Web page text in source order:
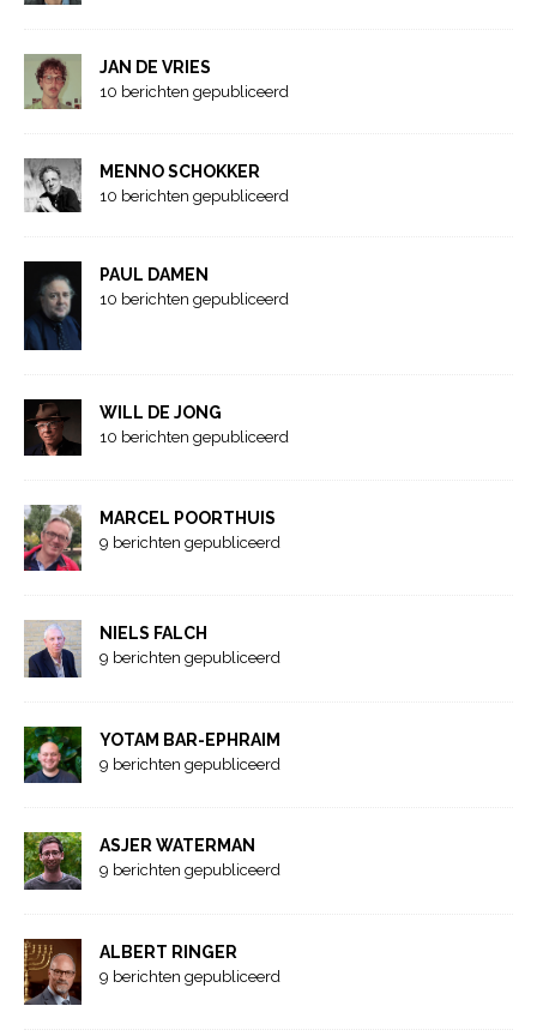
JAN DE VRIES
10 berichten gepubliceerd
MENNO SCHOKKER
10 berichten gepubliceerd
PAUL DAMEN
10 berichten gepubliceerd
WILL DE JONG
10 berichten gepubliceerd
MARCEL POORTHUIS
9 berichten gepubliceerd
NIELS FALCH
9 berichten gepubliceerd
YOTAM BAR-EPHRAIM
9 berichten gepubliceerd
ASJER WATERMAN
9 berichten gepubliceerd
ALBERT RINGER
9 berichten gepubliceerd